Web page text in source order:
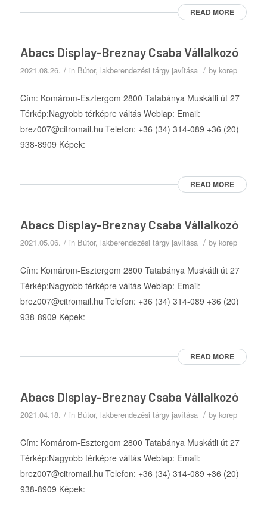
READ MORE
Abacs Display-Breznay Csaba Vállalkozó
2021.08.26. / in Bútor, lakberendezési tárgy javítása / by korep
Cím: Komárom-Esztergom 2800 Tatabánya Muskátli út 27
Térkép:Nagyobb térképre váltás Weblap: Email:
brez007@citromail.hu Telefon: +36 (34) 314-089 +36 (20)
938-8909 Képek:
READ MORE
Abacs Display-Breznay Csaba Vállalkozó
2021.05.06. / in Bútor, lakberendezési tárgy javítása / by korep
Cím: Komárom-Esztergom 2800 Tatabánya Muskátli út 27
Térkép:Nagyobb térképre váltás Weblap: Email:
brez007@citromail.hu Telefon: +36 (34) 314-089 +36 (20)
938-8909 Képek:
READ MORE
Abacs Display-Breznay Csaba Vállalkozó
2021.04.18. / in Bútor, lakberendezési tárgy javítása / by korep
Cím: Komárom-Esztergom 2800 Tatabánya Muskátli út 27
Térkép:Nagyobb térképre váltás Weblap: Email:
brez007@citromail.hu Telefon: +36 (34) 314-089 +36 (20)
938-8909 Képek: